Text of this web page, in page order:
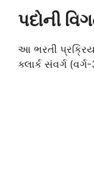
પદોની
આ ભરતી
ક્લાર્ક સંવર્ગ